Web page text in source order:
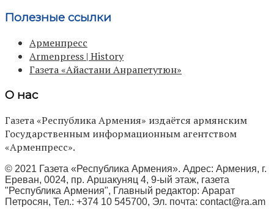
Полезные ссылки
Арменпресс
Armenpress | History
Газета «Айастани Анрапетутюн»
О нас
Газета «Республика Армения» издаётся армянским
Государственным информационным агентством
«Арменпресс».
© 2021 Газета «Республика Армения». Адрес: Армения, г.
Ереван, 0024, пр. Аршакуняц 4, 9-ый этаж, газета
"Республика Армения", Главный редактор: Арарат
Петросян, Тел.: +374 10 545700, Эл. почта: contact@ra.am